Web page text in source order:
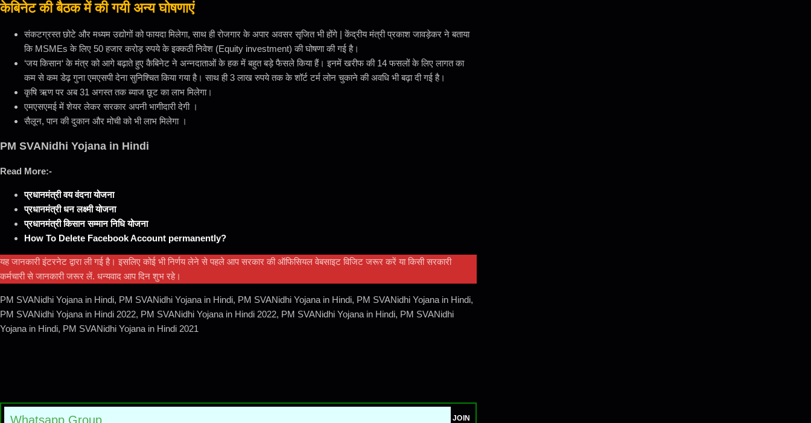
केबिनेट की बैठक में की गयी अन्य घोषणाएं
संकटग्रस्त छोटे और मध्यम उद्योगों को फायदा मिलेगा, साथ ही रोजगार के अपार अवसर सृजित भी होंगे | केंद्रीय मंत्री प्रकाश जावड़ेकर ने बताया
कि MSMEs के लिए 50 हजार करोड़ रुपये के इक्कठी निवेश (Equity investment) की घोषणा की गई है।
‘जय किसान‘ के मंत्र को आगे बढ़ाते हुए कैबिनेट ने अन्नदाताओं के हक में बहुत बड़े फैसले किया हैं। इनमें खरीफ की 14 फसलों के लिए लागत का
कम से कम डेढ़ गुना एमएसपी देना सुनिश्चित किया गया है। साथ ही 3 लाख रुपये तक के शॉर्ट टर्म लोन चुकाने की अवधि भी बढ़ा दी गई है।
कृषि ऋण पर अब 31 अगस्त तक ब्याज छूट का लाभ मिलेगा।
एमएसएमई में शेयर लेकर सरकार अपनी भागीदारी देगी ।
सैलून, पान की दुकान और मोची को भी लाभ मिलेगा ।
PM SVANidhi Yojana in Hindi
Read More:-
प्रधानमंत्री वय वंदना योजना
प्रधानमंत्री धन लक्ष्मी योजना
प्रधानमंत्री किसान सम्मान निधि योजना
How To Delete Facebook Account permanently?
यह जानकारी इंटरनेट द्वारा ली गई है। इसलिए कोई भी निर्णय लेने से पहले आप सरकार की ऑफिसियल वेबसाइट विजिट जरूर करें या किसी सरकारी
कर्मचारी से जानकारी जरूर लें. धन्यवाद आप दिन शुभ रहे।
PM SVANidhi Yojana in Hindi, PM SVANidhi Yojana in Hindi, PM SVANidhi Yojana in Hindi, PM SVANidhi Yojana in Hindi,
PM SVANidhi Yojana in Hindi 2022, PM SVANidhi Yojana in Hindi 2022, PM SVANidhi Yojana in Hindi, PM SVANidhi
Yojana in Hindi, PM SVANidhi Yojana in Hindi 2021
Whatsapp Group JOIN